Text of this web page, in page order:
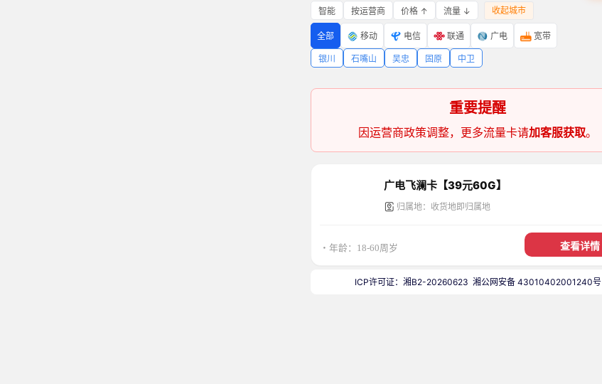
智能 按运营商 价格 ↑ 流量 ↓ 收起城市
全部 移动 电信 联通 广电 宽带
银川 石嘴山 吴忠 固原 中卫
重要提醒
因运营商政策调整，更多流量卡请加客服获取。
广电飞澜卡【39元60G】
归属地：收货地即归属地
・年龄：18-60周岁 查看详情
ICP许可证：湘B2-20260623 湘公网安备 43010402001240号